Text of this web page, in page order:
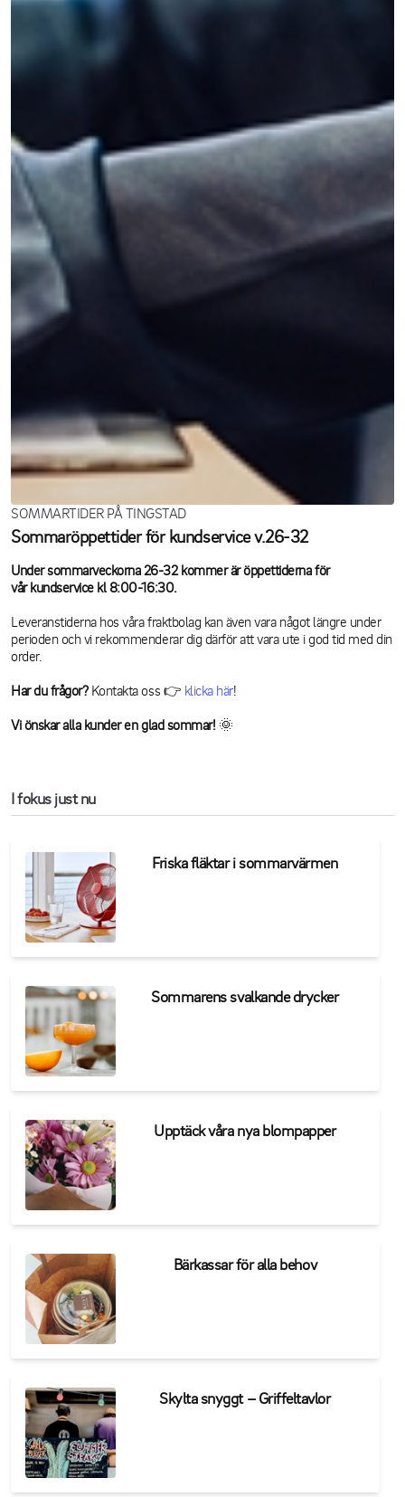
SOMMARTIDER PÅ TINGSTAD
Sommaröppettider för kundservice v.26-32
Under sommarveckorna 26-32 kommer är öppettiderna för
vår kundservice kl 8:00-16:30.
Leveranstiderna hos våra fraktbolag kan även vara något längre under
perioden och vi rekommenderar dig därför att vara ute i god tid med din
order.
Har du frågor? Kontakta oss 👉 klicka här!
Vi önskar alla kunder en glad sommar! 🌞
I fokus just nu
Friska fläktar i sommarvärmen
Sommarens svalkande drycker
Upptäck våra nya blompapper
Bärkassar för alla behov
Skylta snyggt – Griffeltavlor